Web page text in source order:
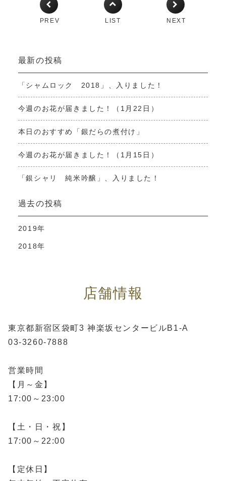
PREV LIST NEXT
最新の投稿
「シャムロック 2018」、入りました！
今週のお花が届きました！（1月22日）
本日のおすすめ「銀だらの煮付け」
今週のお花が届きました！（1月15日）
「銀シャリ 純米吟醸」、入りました！
過去の投稿
2019年
2018年
店舗情報
東京都新宿区袋町3 神楽坂センタービルB1-A
03-3260-7888
営業時間
【月～金】
17:00～23:00
【土・日・祝】
17:00～22:00
【定休日】